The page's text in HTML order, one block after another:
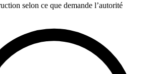
selon ce que demande l’autorité